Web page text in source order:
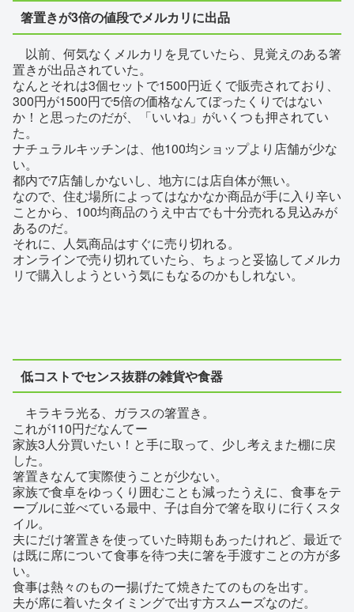
箸置きが3倍の値段でメルカリに出品
以前、何気なくメルカリを見ていたら、見覚えのある箸
置きが出品されていた。
なんとそれは3個セットで1500円近くで販売されており、
300円が1500円で5倍の価格なんてぼったくりではない
か！と思ったのだが、「いいね」がいくつも押されてい
た。
ナチュラルキッチンは、他100均ショップより店舗が少な
い。
都内で7店舗しかないし、地方には店自体が無い。
なので、住む場所によってはなかなか商品が手に入り辛い
ことから、100均商品のうえ中古でも十分売れる見込みが
あるのだ。
それに、人気商品はすぐに売り切れる。
オンラインで売り切れていたら、ちょっと妥協してメルカ
リで購入しようという気にもなるのかもしれない。
低コストでセンス抜群の雑貨や食器
キラキラ光る、ガラスの箸置き。
これが110円だなんてー
家族3人分買いたい！と手に取って、少し考えまた棚に戻
した。
箸置きなんて実際使うことが少ない。
家族で食卓をゆっくり囲むことも減ったうえに、食事をテ
ーブルに並べている最中、子は自分で箸を取りに行くスタ
イル。
夫にだけ箸置きを使っていた時期もあったけれど、最近で
は既に席について食事を待つ夫に箸を手渡すことの方が多
い。
食事は熱々のものー揚げたて焼きたてのものを出す。
夫が席に着いたタイミングで出す方スムーズなのだ。